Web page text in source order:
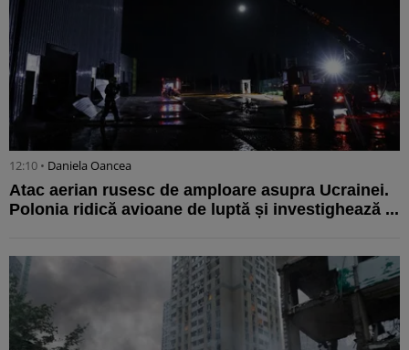
12:10 • Daniela Oancea
Atac aerian rusesc de amploare asupra Ucrainei.
Polonia ridică avioane de luptă și investighează ...